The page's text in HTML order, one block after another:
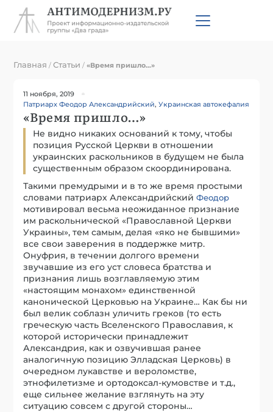
Главная /Статьи /«Время пришло…»
11 ноября, 2019
Патриарх Феодор Александрийский,Украинская автокефалия
«Время пришло…»
Не видно никаких оснований к тому, чтобы
позиция Русской Церкви в отношении
украинских раскольников в будущем не была
существенным образом скоординирована.
Такими премудрыми и в то же время простыми
словами патриарх АлександрийскийФеодор
мотивировал весьма неожиданное признание
им раскольнической «Православной Церкви
Украины», тем самым, делая «яко не бывшими»
все свои заверения в поддержке митр.
Онуфрия, в течении долгого времени
звучавшие из его уст словеса братства и
признания лишь возглавляемую этим
«настоящим монахом» единственной
канонической Церковью на Украине… Как бы ни
был велик соблазн уличить греков (то есть
греческую часть Вселенского Православия, к
которой исторически принадлежит
Александрия, как и озвучившая ранее
аналогичную позицию Элладская Церковь) в
очередном лукавстве и вероломстве,
этнофилетизме и ортодоксал-кумовстве и т.д.,
еще сильнее желание взглянуть на эту
ситуацию совсем с другой стороны…